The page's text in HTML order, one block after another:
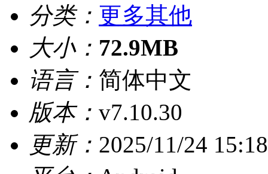
分类： 更多其他
大小： 72.9MB
语言： 简体中文
版本： v7.10.30
更新： 2025/11/24